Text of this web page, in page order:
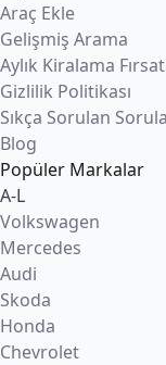
Araç Ekle
Gelişmiş Arama
Aylık Kiralama
Gizlilik Politikası
Sıkça Sorulan
Blog
Popüler Markalar
A-L
Volkswagen
Mercedes
Audi
Skoda
Honda
Chevrolet